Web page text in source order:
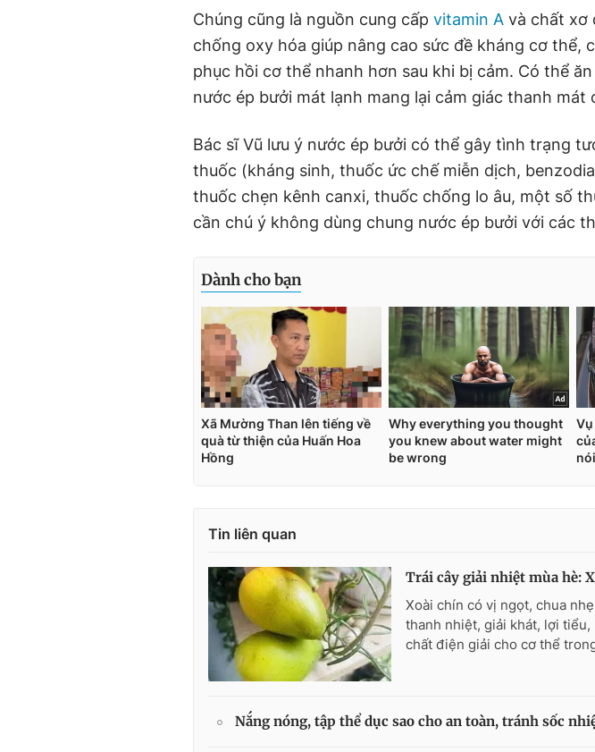
Chúng cũng là nguồn cung cấp vitamin A và chất xơ
chống oxy hóa giúp nâng cao sức đề kháng cơ thể,
phục hồi cơ thể nhanh hơn sau khi bị cảm. Có thể
nước ép bưởi mát lạnh mang lại cảm giác thanh mát
Bác sĩ Vũ lưu ý nước ép bưởi có thể gây tình trạng
thuốc (kháng sinh, thuốc ức chế miễn dịch,
thuốc chẹn kênh canxi, thuốc chống lo âu, một số
cần chú ý không dùng chung nước ép bưởi với các
Tin liên quan
Trái cây giải nhiệt mùa hè:
Xoài chín có vị ngọt, chua
thanh nhiệt, giải khát, lợi tiểu,
chất điện giải cho cơ thể
Nắng nóng, tập thể dục sao cho an toàn, tránh sốc